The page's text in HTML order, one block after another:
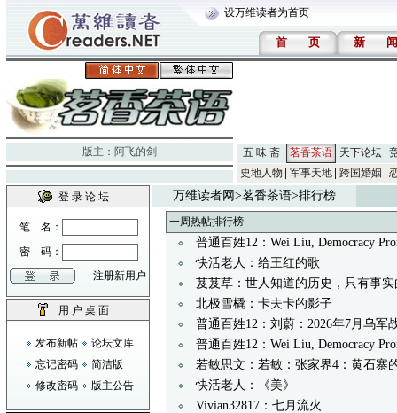
设万维读者为首页
首 页 新 闻
版主： 阿飞的剑 五 味 斋 茗香茶语 天下论坛
史地人物
军事天地 跨国婚姻
登 录 论 坛
笔 名：
密 码：
注册新用户
用 户 桌 面
发布新帖
论坛文库
忘记密码
简洁版
修改密码
版主公告
万维读者网 >茗香茶语>排行榜
一周热帖排行榜
普通百姓12：Wei Liu, Democracy
快活老人：给王红的歌
芨芨草：世人知道的历史，只有事
北极雪橇：卡夫卡的影子
普通百姓12：刘蔚：2026年7月乌军
普通百姓12：Wei Liu, Democracy
若敏思文：若敏：张家界4：黄石寨
快活老人：《美》
Vivian32817：七月流火